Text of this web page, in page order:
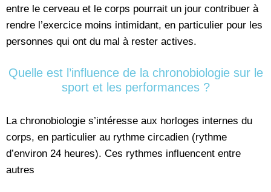
entre le cerveau et le corps pourrait un jour contribuer à
rendre l’exercice moins intimidant, en particulier pour les
personnes qui ont du mal à rester actives.
Quelle est l’influence de la chronobiologie sur le
sport et les performances ?
La chronobiologie s’intéresse aux horloges internes du
corps, en particulier au rythme circadien (rythme
d’environ 24 heures). Ces rythmes influencent entre
autres